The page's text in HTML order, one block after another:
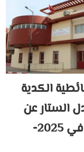
الكدية
الستار عن
موسمها الثقافي 2025-